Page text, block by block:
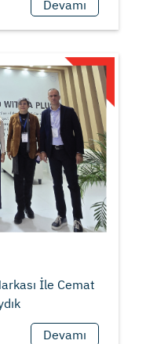
Devamı
İle Cemat
Asia 2025 Fuarındaydık
Devamı